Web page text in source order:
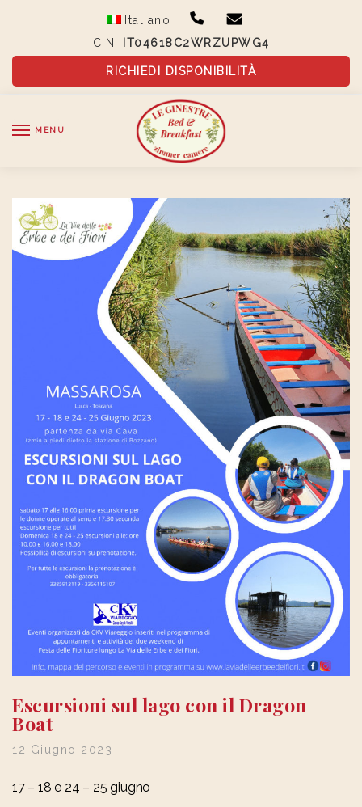
Italiano
CIN:
IT04618C2WRZUPWG4
RICHIEDI DISPONIBILITÀ
MENU
Escursioni sul lago con il Dragon
Boat
12 Giugno 2023
17 – 18 e 24 – 25 giugno